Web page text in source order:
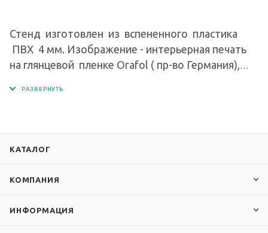
Стенд изготовлен из вспененного пластика
ПВХ 4 мм. Изображение - интерьерная печать
на глянцевой пленке Orafol ( пр-во Германия),
КАТАЛОГ
КОМПАНИЯ
ИНФОРМАЦИЯ